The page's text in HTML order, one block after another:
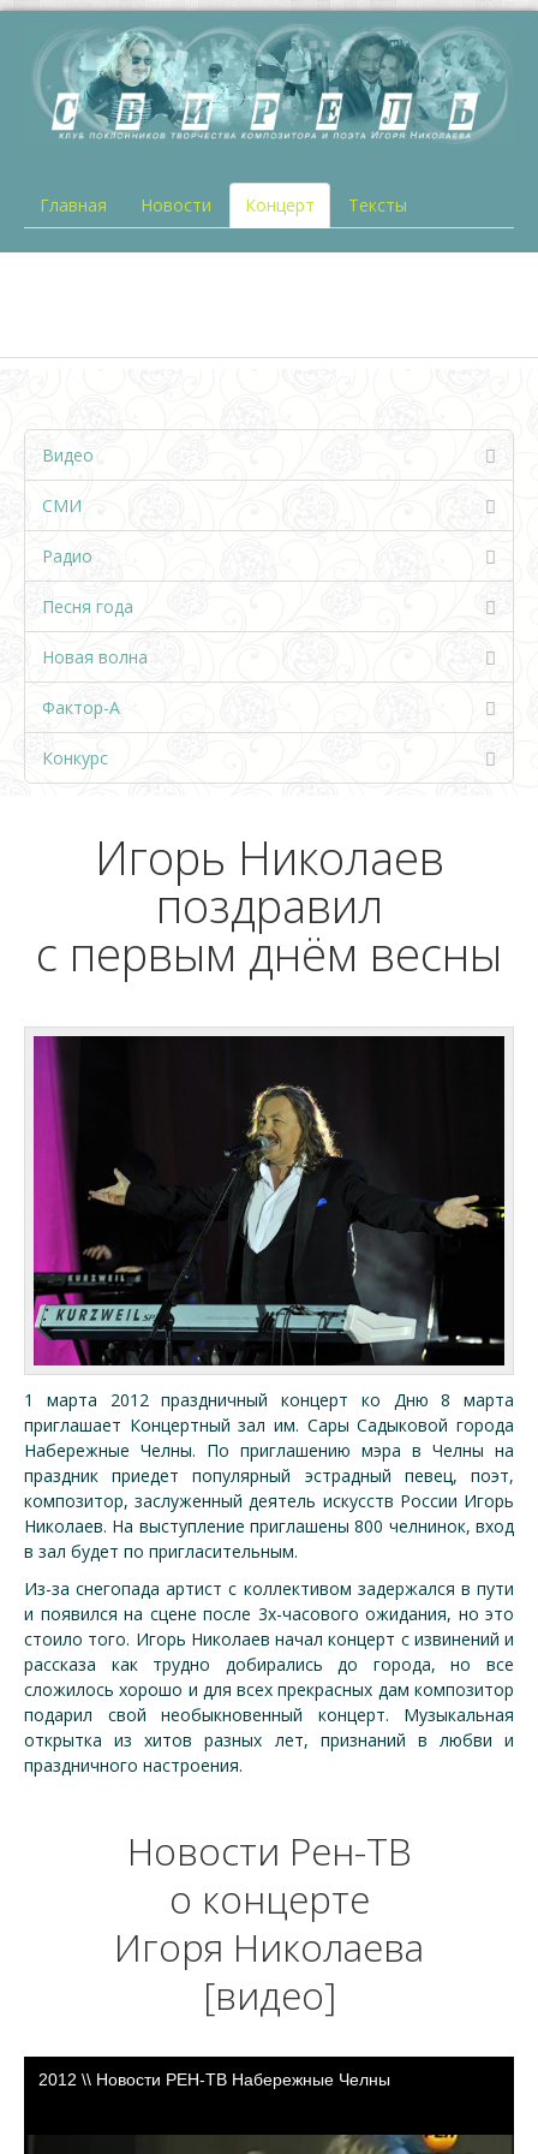
Главная Новости Концерт Тексты
Видео
СМИ
Радио
Песня года
Новая волна
Фактор-А
Конкурс
Игорь Николаев
поздравил
с первым днём весны
1 марта 2012 праздничный концерт ко Дню 8 марта
приглашает Концертный зал им. Сары Садыковой города
Набережные Челны. По приглашению мэра в Челны на
праздник приедет популярный эстрадный певец, поэт,
композитор, заслуженный деятель искусств России Игорь
Николаев. На выступление приглашены 800 челнинок, вход
в зал будет по пригласительным.
Из-за снегопада артист с коллективом задержался в пути
и появился на сцене после 3х-часового ожидания, но это
стоило того. Игорь Николаев начал концерт с извинений и
рассказа как трудно добирались до города, но все
сложилось хорошо и для всех прекрасных дам композитор
подарил свой необыкновенный концерт. Музыкальная
открытка из хитов разных лет, признаний в любви и
праздничного настроения.
Новости Рен-ТВ
о концерте
Игоря Николаева
[видео]